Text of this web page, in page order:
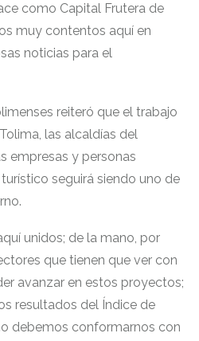
como Capital Frutera de
muy contentos aquí en
noticias para el
reiteró que el trabajo
las alcaldías del
empresas y personas
seguirá siendo uno de
unidos; de la mano, por
que tienen que ver con
avanzar en estos proyectos;
resultados del Índice de
debemos conformarnos con